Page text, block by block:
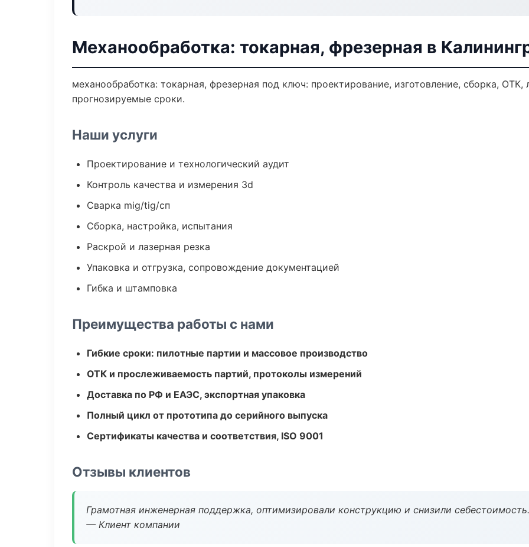
Механообработка: токарная, фрезерная в
механообработка: токарная, фрезерная под ключ: проектирование, изготовление, сборка,
прогнозируемые сроки.
Наши услуги
Проектирование и технологический аудит
Контроль качества и измерения 3d
Сварка mig/tig/сп
Сборка, настройка, испытания
Раскрой и лазерная резка
Упаковка и отгрузка, сопровождение документацией
Гибка и штамповка
Преимущества работы с нами
Гибкие сроки: пилотные партии и массовое производство
ОТК и прослеживаемость партий, протоколы измерений
Доставка по РФ и ЕАЭС, экспортная упаковка
Полный цикл от прототипа до серийного выпуска
Сертификаты качества и соответствия, ISO 9001
Отзывы клиентов
Грамотная инженерная поддержка, оптимизировали конструкцию и снизили себестоимость.
— Клиент компании